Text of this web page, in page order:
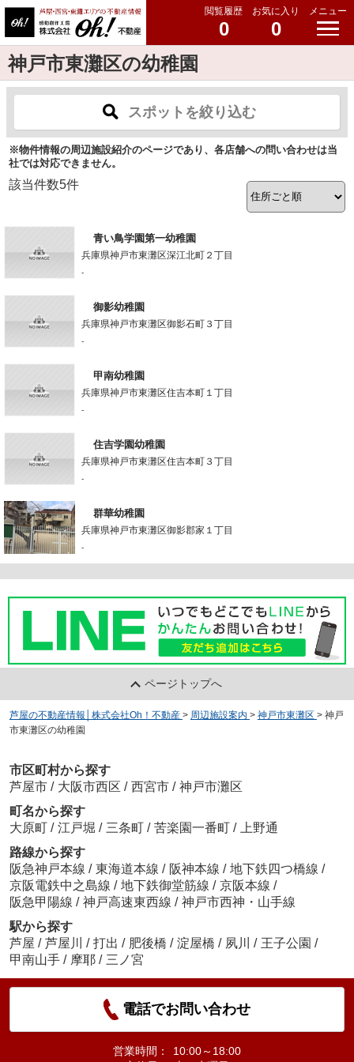
閲覧履歴
0
お気に入り
0
メニュー
神戸市東灘区の幼稚園
スポットを絞り込む
※物件情報の周辺施設紹介のページであり、各店舗への問い合わせは当
社では対応できません。
該当件数5件
青い鳥学園第一幼稚園
兵庫県神戸市東灘区深江北町２丁目
-
御影幼稚園
兵庫県神戸市東灘区御影石町３丁目
-
甲南幼稚園
兵庫県神戸市東灘区住吉本町１丁目
-
住吉学園幼稚園
兵庫県神戸市東灘区住吉本町３丁目
-
群華幼稚園
兵庫県神戸市東灘区御影郡家１丁目
-
ページトップへ
芦屋の不動産情報│株式会社Oh！不動産 > 周辺施設案内 > 神戸市東灘区 > 神戸
市東灘区の幼稚園
市区町村から探す
芦屋市 / 大阪市西区 / 西宮市 / 神戸市灘区
町名から探す
大原町 / 江戸堀 / 三条町 / 苦楽園一番町 /
上野通
路線から探す
阪急神戸本線 / 東海道本線 / 阪神本線 / 地下鉄四つ橋線 /
京阪電鉄中之島線 / 地下鉄御堂筋線 / 京阪本線 /
阪急甲陽線 / 神戸高速東西線 / 神戸市西神・山手線
駅から探す
芦屋 / 芦屋川 / 打出 / 肥後橋 / 淀屋橋 / 夙川 / 王子公園 /
甲南山手 / 摩耶 / 三ノ宮
電話でお問い合わせ
営業時間：
10:00～18:00